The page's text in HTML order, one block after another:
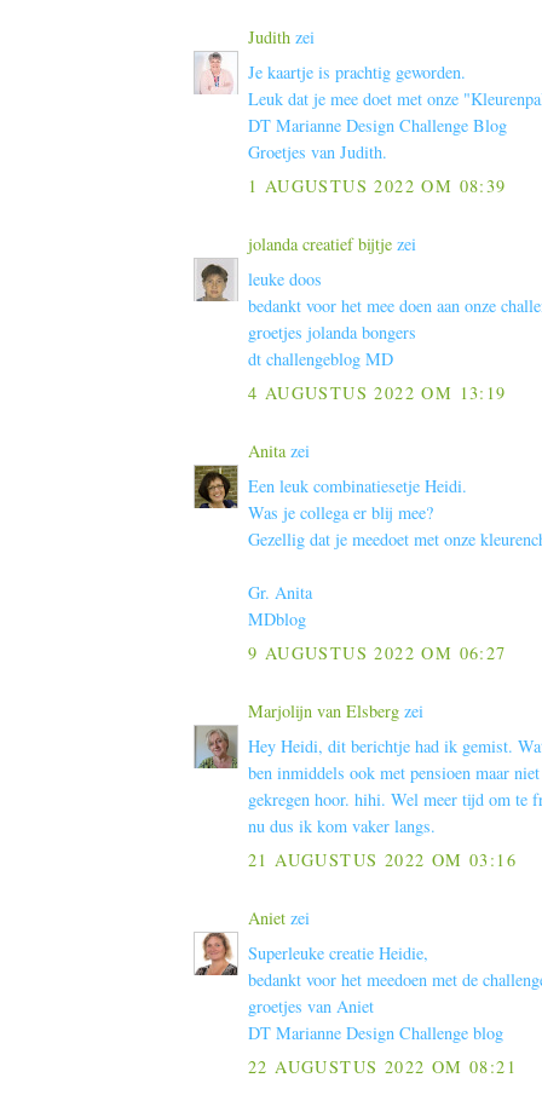
Judith zei
Je kaartje is prachtig geworden.
Leuk dat je mee doet met onze
DT Marianne Design Challenge Blog
Groetjes van Judith.
1 AUGUSTUS 2022 OM 08:39
jolanda creatief bijtje zei
leuke doos
bedankt voor het mee doen aan onze
groetjes jolanda bongers
dt challengeblog MD
4 AUGUSTUS 2022 OM 13:19
Anitazei
Een leuk combinatiesetje Heidi.
Was je collega er blij mee?
Gezellig dat je meedoet met onze
Gr. Anita
MDblog
9 AUGUSTUS 2022 OM 06:27
Marjolijn van Elsberg zei
Hey Heidi, dit berichtje had ik gemist.
ben inmiddels ook met pensioen maar
gekregen hoor. hihi. Wel meer tijd om te
nu dus ik kom vaker langs.
21 AUGUSTUS 2022 OM 03:16
Aniet zei
Superleuke creatie Heidie,
bedankt voor het meedoen met de
groetjes van Aniet
DT Marianne Design Challenge blog
22 AUGUSTUS 2022 OM 08:21